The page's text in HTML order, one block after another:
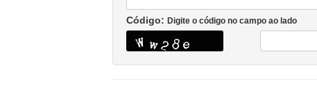
Código: Digite o código no campo ao lado